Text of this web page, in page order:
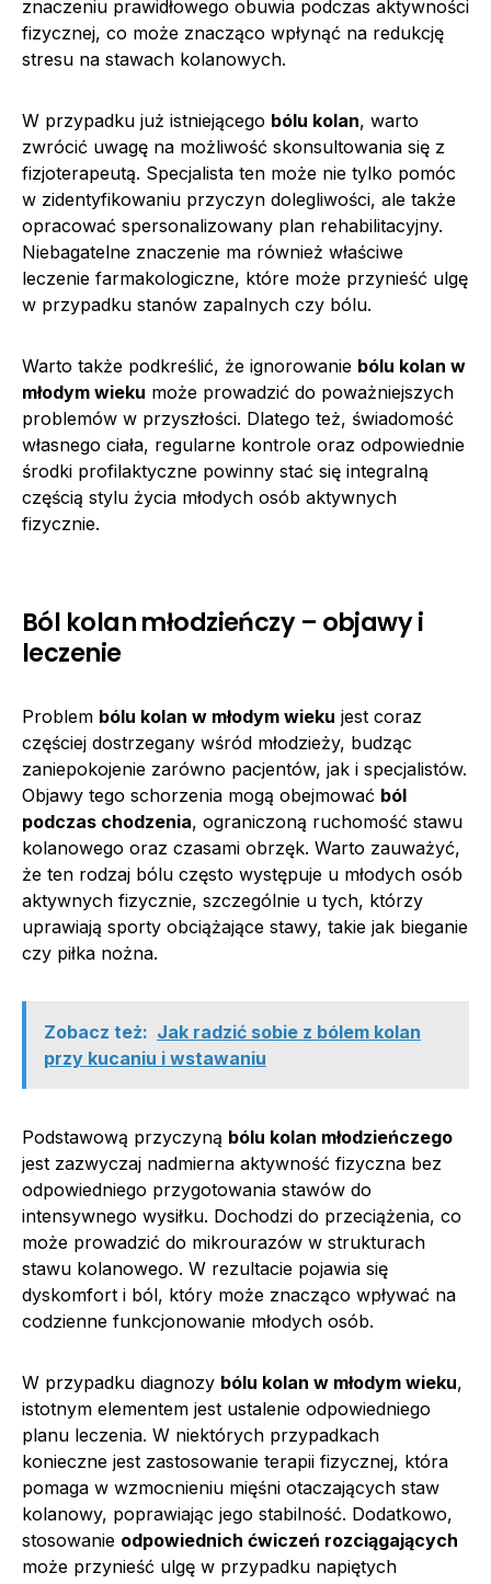
znaczeniu prawidłowego obuwia podczas aktywności
fizycznej, co może znacząco wpłynąć na redukcję
stresu na stawach kolanowych.
W przypadku już istniejącego bólu kolan, warto
zwrócić uwagę na możliwość skonsultowania się z
fizjoterapeutą. Specjalista ten może nie tylko pomóc
w zidentyfikowaniu przyczyn dolegliwości, ale także
opracować spersonalizowany plan rehabilitacyjny.
Niebagatelne znaczenie ma również właściwe
leczenie farmakologiczne, które może przynieść ulgę
w przypadku stanów zapalnych czy bólu.
Warto także podkreślić, że ignorowanie bólu kolan w
młodym wieku może prowadzić do poważniejszych
problemów w przyszłości. Dlatego też, świadomość
własnego ciała, regularne kontrole oraz odpowiednie
środki profilaktyczne powinny stać się integralną
częścią stylu życia młodych osób aktywnych
fizycznie.
Ból kolan młodzieńczy – objawy i
leczenie
Problem bólu kolan w młodym wieku jest coraz
częściej dostrzegany wśród młodzieży, budząc
zaniepokojenie zarówno pacjentów, jak i specjalistów.
Objawy tego schorzenia mogą obejmować ból
podczas chodzenia, ograniczoną ruchomość stawu
kolanowego oraz czasami obrzęk. Warto zauważyć,
że ten rodzaj bólu często występuje u młodych osób
aktywnych fizycznie, szczególnie u tych, którzy
uprawiają sporty obciążające stawy, takie jak bieganie
czy piłka nożna.
Zobacz też: Jak radzić sobie z bólem kolan
przy kucaniu i wstawaniu
Podstawową przyczyną bólu kolan młodzieńczego
jest zazwyczaj nadmierna aktywność fizyczna bez
odpowiedniego przygotowania stawów do
intensywnego wysiłku. Dochodzi do przeciążenia, co
może prowadzić do mikrourazów w strukturach
stawu kolanowego. W rezultacie pojawia się
dyskomfort i ból, który może znacząco wpływać na
codzienne funkcjonowanie młodych osób.
W przypadku diagnozy bólu kolan w młodym wieku,
istotnym elementem jest ustalenie odpowiedniego
planu leczenia. W niektórych przypadkach
konieczne jest zastosowanie terapii fizycznej, która
pomaga w wzmocnieniu mięśni otaczających staw
kolanowy, poprawiając jego stabilność. Dodatkowo,
stosowanie odpowiednich ćwiczeń rozciągających
może przynieść ulgę w przypadku napiętych